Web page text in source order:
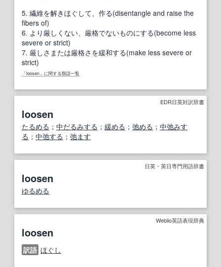
5. 繊維を解きほぐして、作る(disentangle and raise the
fibers of)
6. より厳しくない、厳格でないものにする(become less
severe or strict)
7. 厳しさまたは厳格さを緩和する(make less severe or
strict)
「loosen」に関する類語一覧
EDR日英対訳辞書
loosen
たるめる ； 中だるみする ； 緩める ； 弛める ； 中弛みす
る ； 中弛する ； 弛ます
日英・英日専門用語辞書
loosen
ゆるめる
Weblio英語表現辞典
loosen
訳語 ほぐし